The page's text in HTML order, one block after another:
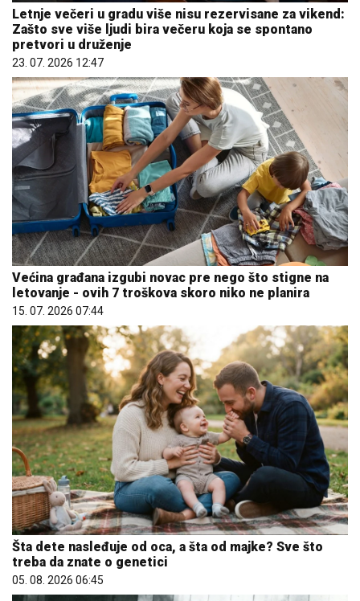
Letnje večeri u gradu više nisu rezervisane za vikend:
Zašto sve više ljudi bira večeru koja se spontano
pretvori u druženje
23. 07. 2026 12:47
Većina građana izgubi novac pre nego što stigne na
letovanje - ovih 7 troškova skoro niko ne planira
15. 07. 2026 07:44
Šta dete nasleđuje od oca, a šta od majke? Sve što
treba da znate o genetici
05. 08. 2026 06:45